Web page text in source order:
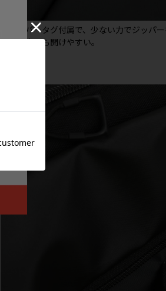
●ジッパータグ付属で、少ない力でジッパ
いる場合でも開けやすい。